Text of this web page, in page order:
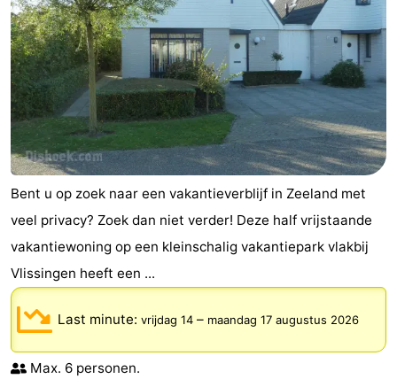
Bent u op zoek naar een vakantieverblijf in Zeeland met
veel privacy? Zoek dan niet verder! Deze half vrijstaande
vakantiewoning op een kleinschalig vakantiepark vlakbij
Vlissingen heeft een ...
Last minute: vrijdag 14 – maandag 17 augustus 2026
Max. 6 personen.